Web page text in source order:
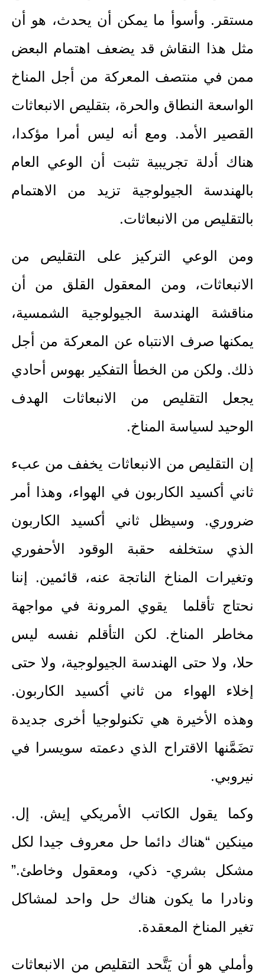
مستقر. وأسوأ ما يمكن أن يحدث، هو أن
مثل هذا النقاش قد يضعف اهتمام البعض
ممن في منتصف المعركة من أجل المناخ
الواسعة النطاق والحرة، بتقليص الانبعاثات
القصير الأمد. ومع أنه ليس أمرا مؤكدا،
هناك أدلة تجريبية تثبت أن الوعي العام
بالهندسة الجيولوجية تزيد من الاهتمام
بالتقليص من الانبعاثات.
ومن الوعي التركيز على التقليص من
الانبعاثات، ومن المعقول القلق من أن
مناقشة الهندسة الجيولوجية الشمسية،
يمكنها صرف الانتباه عن المعركة من أجل
ذلك. ولكن من الخطأ التفكير بهوس أحادي
يجعل التقليص من الانبعاثات الهدف
الوحيد لسياسة المناخ.
إن التقليص من الانبعاثات يخفف من عبء
ثاني أكسيد الكاربون في الهواء، وهذا أمر
ضروري. وسيظل ثاني أكسيد الكاربون
الذي ستخلفه حقبة الوقود الأحفوري
وتغيرات المناخ الناتجة عنه، قائمين. إننا
نحتاج تأقلما يقوي المرونة في مواجهة
مخاطر المناخ. لكن التأقلم نفسه ليس
حلا، ولا حتى الهندسة الجيولوجية، ولا حتى
إخلاء الهواء من ثاني أكسيد الكاربون.
وهذه الأخيرة هي تكنولوجيا أخرى جديدة
تضَمَّنها الاقتراح الذي دعمته سويسرا في
نيروبي.
وكما يقول الكاتب الأمريكي إيش. إل.
مينكين “هناك دائما حل معروف جيدا لكل
مشكل بشري- ذكي، ومعقول وخاطئ.”
ونادرا ما يكون هناك حل واحد لمشاكل
تغير المناخ المعقدة.
وأملي هو أن يَتَّحد التقليص من الانبعاثات